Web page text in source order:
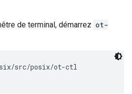
de terminal, démarrez ot-
src/posix/ot-ctl